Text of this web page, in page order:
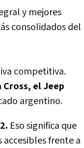
y mejores
consolidados del
competitiva.
el Jeep
argentino.
Eso significa que
frente a